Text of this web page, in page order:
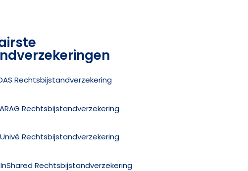
Rechtsbijstandverzekering
Rechtsbijstandverzekering
Rechtsbijstandverzekering
Rechtsbijstandverzekering